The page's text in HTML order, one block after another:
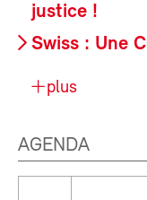
justice !
Swiss : Une
plus
AGENDA